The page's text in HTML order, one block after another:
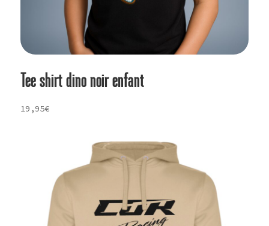
Tee shirt dino noir enfant
19,95€